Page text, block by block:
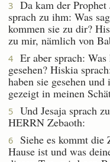
3
Da kam der
sprach zu ihm: Was
kommen sie zu dir?
zu mir, nämlich von
4
Er aber sprach:
gesehen? Hiskia
haben sie gesehen
gezeigt in meinen
5
Und Jesaja sprach
HERRN Zebaoth:
6
Siehe es kommt die
Hause ist und was